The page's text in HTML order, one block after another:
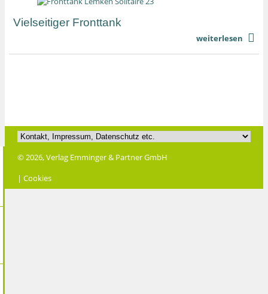
Vielseitiger Fronttank
weiterlesen
© 2026, Verlag Emminger & Partner GmbH
| Cookies